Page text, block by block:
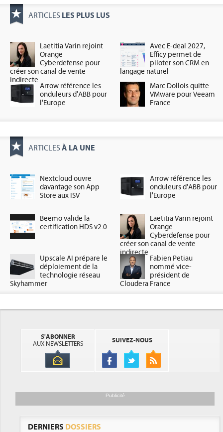
ARTICLES LES PLUS LUS
Laetitia Varin rejoint
Orange
Cyberdefense pour
créer son canal de vente
indirecte
Avec E-deal 2027,
Efficy permet de
piloter son CRM en
langage naturel
Arrow référence les
onduleurs d'ABB pour
l'Europe
Marc Dollois quitte
VMware pour Veeam
France
ARTICLES À LA UNE
Nextcloud ouvre
davantage son App
Store aux ISV
Arrow référence les
onduleurs d'ABB pour
l'Europe
Beemo valide la
certification HDS v2.0
Laetitia Varin rejoint
Orange
Cyberdefense pour
créer son canal de vente
indirecte
Upscale AI prépare le
déploiement de la
technologie réseau
Skyhammer
Fabien Petiau
nommé vice-
président de
Cloudera France
S'ABONNER
AUX NEWSLETTERS
SUIVEZ-NOUS
Publicité
DERNIERS DOSSIERS